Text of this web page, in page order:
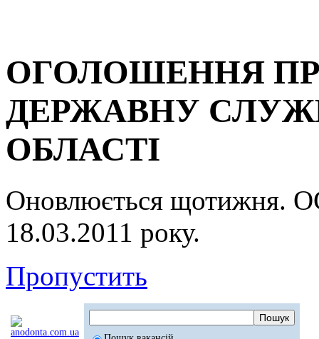
ОГОЛОШЕННЯ
ДЕРЖАВНУ
ОБЛАСТІ
Оновлюється
18.03.2011 року.
Пропустить